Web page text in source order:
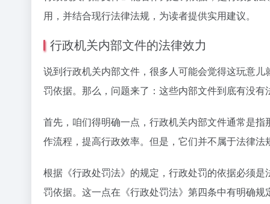
用，并结合现行法律法规，为读者提供实用建议。
行政机关内部文件的法律效力
说到行政机关内部文件，很多人可能会觉得这玩意
罚依据。那么，问题来了：这些内部文件到底有没有
首先，咱们得明确一点，行政机关内部文件通常是
作流程，提高行政效率。但是，它们并不属于法律法
根据《行政处罚法》的规定，行政处罚的依据必须
罚依据。这一点在《行政处罚法》第四条中有明确规